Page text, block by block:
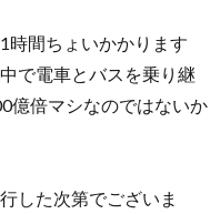
時間ちょいかかります
で電車とバスを乗り継
億倍マシなのではないか
した次第でございま